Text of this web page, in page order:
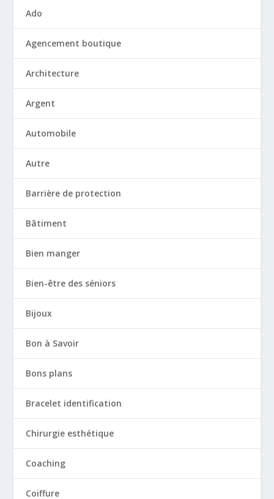
Ado
Agencement boutique
Architecture
Argent
Automobile
Autre
Barrière de protection
Bâtiment
Bien manger
Bien-être des séniors
Bijoux
Bon à Savoir
Bons plans
Bracelet identification
Chirurgie esthétique
Coaching
Coiffure